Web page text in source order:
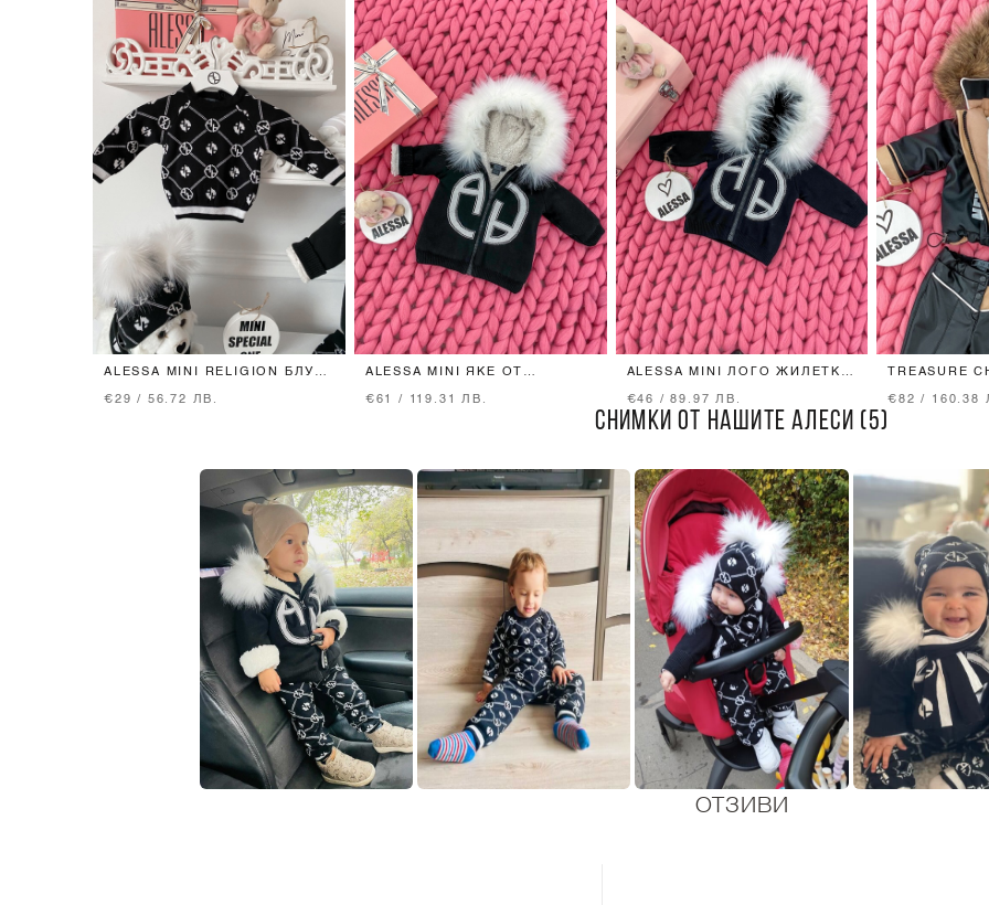
ALESSA MINI RELIGION БЛУЗА
€29 / 56.72 ЛВ.
ALESSA MINI ЯКЕ ОТ
€61 / 119.31 ЛВ.
ALESSA MINI ЛОГО ЖИЛЕТКА
€46 / 89.97 ЛВ.
TREASURE
€82 / 160.38
СНИМКИ ОТ НАШИТЕ АЛЕСИ (5)
ОТЗИВИ